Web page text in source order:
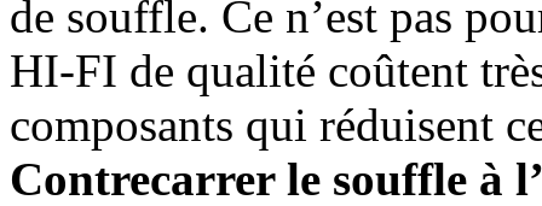
de souffle. Ce n’est pas
HI-FI de qualité coûtent
composants qui réduisent
Contrecarrer le souffle à